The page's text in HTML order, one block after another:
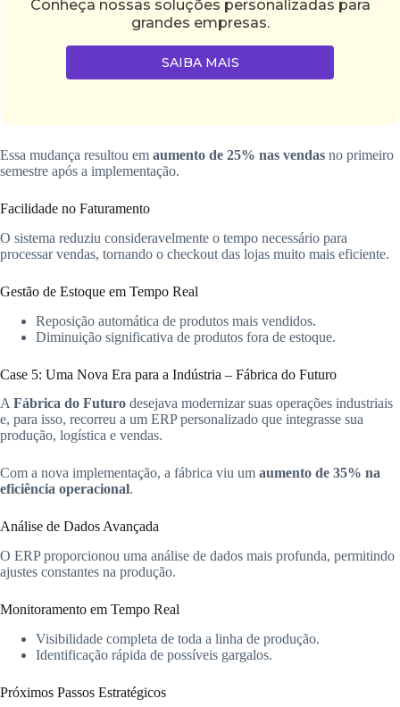
Conheça nossas soluções personalizadas para
grandes empresas.
SAIBA MAIS
Essa mudança resultou em aumento de 25% nas vendas no primeiro
semestre após a implementação.
Facilidade no Faturamento
O sistema reduziu consideravelmente o tempo necessário para
processar vendas, tornando o checkout das lojas muito mais eficiente.
Gestão de Estoque em Tempo Real
Reposição automática de produtos mais vendidos.
Diminuição significativa de produtos fora de estoque.
Case 5: Uma Nova Era para a Indústria – Fábrica do Futuro
AFábrica do Futuro desejava modernizar suas operações industriais
e, para isso, recorreu a um ERP personalizado que integrasse sua
produção, logística e vendas.
Com a nova implementação, a fábrica viu um aumento de 35% na
eficiência operacional.
Análise de Dados Avançada
O ERP proporcionou uma análise de dados mais profunda, permitindo
ajustes constantes na produção.
Monitoramento em Tempo Real
Visibilidade completa de toda a linha de produção.
Identificação rápida de possíveis gargalos.
Próximos Passos Estratégicos